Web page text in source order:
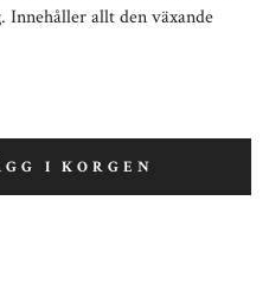
Innehåller allt den växande
I KORGEN